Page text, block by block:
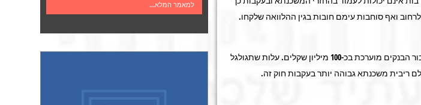
למאמר המלא...
ואף סוחבות עימם חובות בגין ההלוואה שלקחו.
העלות השנתית של יישום חוק “דיור חלופי” בעבור הבנקים מוערכת בכ-100 מיליון שקלים. עלות שתגולגל
ריבית משכנתא גבוהה יותר בעקבות חוק זה.